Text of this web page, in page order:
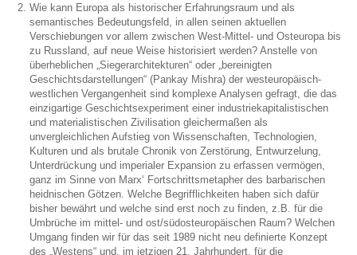
Wie kann Europa als historischer Erfahrungsraum und als
semantisches Bedeutungsfeld, in allen seinen aktuellen
Verschiebungen vor allem zwischen West-Mittel- und Osteuropa bis
zu Russland, auf neue Weise historisiert werden? Anstelle von
überheblichen „Siegerarchitekturen“ oder „bereinigten
Geschichtsdarstellungen“ (Pankay Mishra) der westeuropäisch-
westlichen Vergangenheit sind komplexe Analysen gefragt, die das
einzigartige Geschichtsexperiment einer industriekapitalistischen
und materialistischen Zivilisation gleichermaßen als
unvergleichlichen Aufstieg von Wissenschaften, Technologien,
Kulturen und als brutale Chronik von Zerstörung, Entwurzelung,
Unterdrückung und imperialer Expansion zu erfassen vermögen,
ganz im Sinne von Marx‘ Fortschrittsmetapher des barbarischen
heidnischen Götzen. Welche Begrifflichkeiten haben sich dafür
bisher bewährt und welche sind erst noch zu finden, z.B. für die
Umbrüche im mittel- und ost/südosteuropäischen Raum? Welchen
Umgang finden wir für das seit 1989 nicht neu definierte Konzept
des „Westens“ und, im jetzigen 21. Jahrhundert, für die